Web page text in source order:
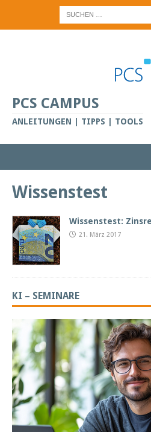
PCS CAMPUS
ANLEITUNGEN | TIPPS | TOOLS
Wissenstest
Wissenstest:
21. März 2017
KI – SEMINARE